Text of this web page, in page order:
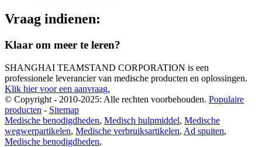
Vraag indienen:
Klaar om meer te leren?
SHANGHAI TEAMSTAND CORPORATION is een
professionele leverancier van medische producten en oplossingen.
Klik hier voor een aanvraag.
© Copyright - 2010-2025: Alle rechten voorbehouden. Populaire
producten - Sitemap
Medische benodigdheden, Medisch hulpmiddel, Medische
wegwerpartikelen, Medische verbruiksartikelen, Ad spuiten,
Medische benodigdheden,